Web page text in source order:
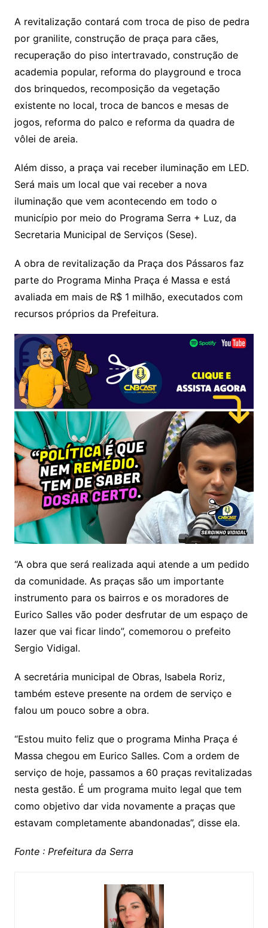
A revitalização contará com troca de piso de pedra
por granilite, construção de praça para cães,
recuperação do piso intertravado, construção de
academia popular, reforma do playground e troca
dos brinquedos, recomposição da vegetação
existente no local, troca de bancos e mesas de
jogos, reforma do palco e reforma da quadra de
vôlei de areia.
Além disso, a praça vai receber iluminação em LED.
Será mais um local que vai receber a nova
iluminação que vem acontecendo em todo o
município por meio do Programa Serra + Luz, da
Secretaria Municipal de Serviços (Sese).
A obra de revitalização da Praça dos Pássaros faz
parte do Programa Minha Praça é Massa e está
avaliada em mais de R$ 1 milhão, executados com
recursos próprios da Prefeitura.
“A obra que será realizada aqui atende a um pedido
da comunidade. As praças são um importante
instrumento para os bairros e os moradores de
Eurico Salles vão poder desfrutar de um espaço de
lazer que vai ficar lindo”, comemorou o prefeito
Sergio Vidigal.
A secretária municipal de Obras, Isabela Roriz,
também esteve presente na ordem de serviço e
falou um pouco sobre a obra.
“Estou muito feliz que o programa Minha Praça é
Massa chegou em Eurico Salles. Com a ordem de
serviço de hoje, passamos a 60 praças revitalizadas
nesta gestão. É um programa muito legal que tem
como objetivo dar vida novamente a praças que
estavam completamente abandonadas”, disse ela.
Fonte : Prefeitura da Serra